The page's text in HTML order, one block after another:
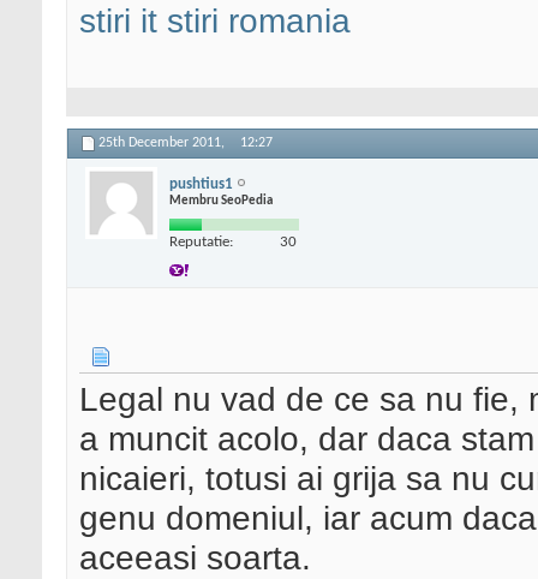
stiri it stiri romania
25th December 2011, 12:27
pushtius1
Membru SeoPedia
Reputatie: 30
Legal nu vad de ce sa nu fie,
a muncit acolo, dar daca
nicaieri, totusi ai grija sa nu
genu domeniul, iar acum
aceeasi soarta.